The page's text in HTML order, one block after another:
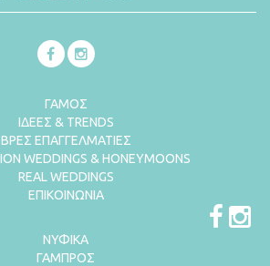
ΓΑΜΟΣ
ΙΔΕΕΣ & TRENDS
ΒΡΕΣ ΕΠΑΓΓΕΛΜΑΤΙΕΣ
WEDDINGS & HONEYMOONS
REAL WEDDINGS
ΕΠΙΚΟΙΝΩΝΙΑ
ΝΥΦΙΚΑ
ΓΑΜΠΡΟΣ